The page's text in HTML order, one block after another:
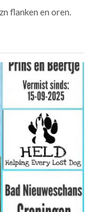
flanken en oren.